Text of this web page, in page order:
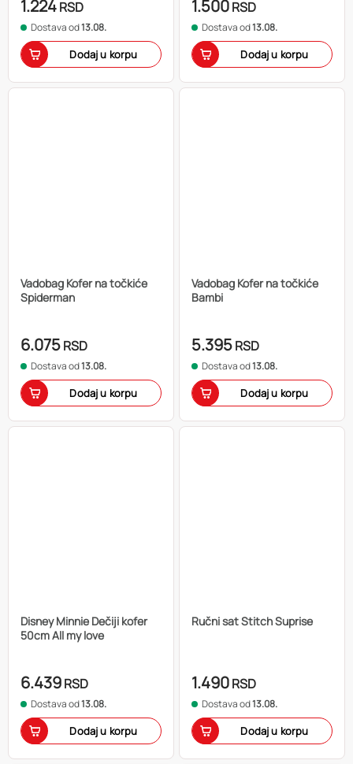
1.224RSD
Dostava od13.08.
Dodaj u korpu
1.500RSD
Dostava od13.08.
Dodaj u korpu
Vadobag Kofer na točkiće
Spiderman
6.075RSD
Dostava od13.08.
Dodaj u korpu
Vadobag Kofer na točkiće
Bambi
5.395RSD
Dostava od13.08.
Dodaj u korpu
Disney Minnie Dečiji kofer
50cm All my love
6.439RSD
Dostava od13.08.
Dodaj u korpu
Ručni sat Stitch Suprise
1.490RSD
Dostava od13.08.
Dodaj u korpu